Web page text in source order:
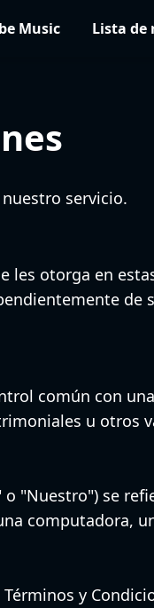
Music Lista de
servicio.
les otorga en
de
común con
u otros
"Nuestro") se
computadora,
y